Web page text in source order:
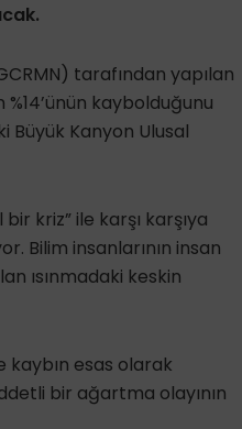
tarafından yapılan
kaybolduğunu
Büyük Kanyon Ulusal
kriz” ile karşı karşıya
Bilim insanlarının insan
ısınmadaki keskin
kaybın esas olarak
bir ağartma olayının